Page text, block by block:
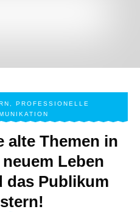
PROFESSIONELLE
alte Themen in
Leben
das Publikum